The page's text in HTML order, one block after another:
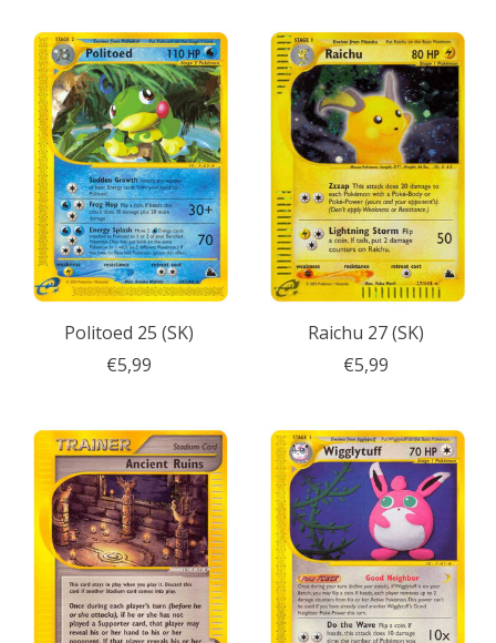
Politoed 25 (SK)
€5,99
Raichu 27 (SK)
€5,99